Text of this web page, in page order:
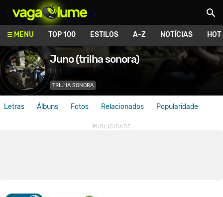
MENU TOP 100 ESTILOS A-Z NOTÍCIAS
Juno (trilha sonora)
TRILHA SONORA
Letras Álbuns Fotos Relacionados Popularidade